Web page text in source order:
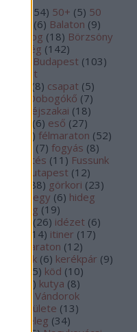
54) 50+ (5) 50
(6) Balaton (9)
blog (18) Börzsöny
hegység (142)
Budapest (103)
(8) csapat (5)
Dobogókő (7)
éjszakai (18)
(6) eső (27)
) félmaraton (52)
(7) fogyás (8)
frissítés (11 ) Fussunk
Futapest (12)
88) görkori (23)
(6) hideg
hőség (19)
(26) idézet (6)
14) itiner (17)
K&H maraton (12)
képek (6) kerékpár (9)
5) köd (10)
) kutya (8)
Magyar Vándorok
Egyesülete (13)
meleg (34)